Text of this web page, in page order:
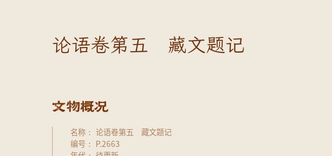
论语卷第五 藏文题记
名称
论语卷第五 藏文题记
编号
P.2663